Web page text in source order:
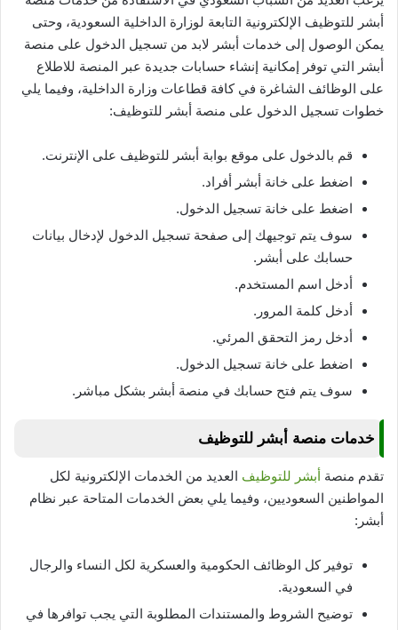
أبشر للتوظيف الإلكترونية التابعة لوزارة الداخلية السعودية، وحتى
يمكن الوصول إلى خدمات أبشر لابد من تسجيل الدخول على منصة
أبشر التي توفر إمكانية إنشاء حسابات جديدة عبر المنصة للاطلاع
على الوظائف الشاغرة في كافة قطاعات وزارة الداخلية، وفيما يلي
خطوات تسجيل الدخول على منصة أبشر للتوظيف:
قم بالدخول على موقع بوابة أبشر للتوظيف على الإنترنت.
اضغط على خانة أبشر أفراد.
اضغط على خانة تسجيل الدخول.
سوف يتم توجيهك إلى صفحة تسجيل الدخول لإدخال بيانات
حسابك على أبشر.
أدخل اسم المستخدم.
أدخل كلمة المرور.
أدخل رمز التحقق المرئي.
اضغط على خانة تسجيل الدخول.
سوف يتم فتح حسابك في منصة أبشر بشكل مباشر.
خدمات منصة أبشر للتوظيف
تقدم منصة أبشر للتوظيف العديد من الخدمات الإلكترونية لكل
المواطنين السعوديين، وفيما يلي بعض الخدمات المتاحة عبر نظام
أبشر:
توفير كل الوظائف الحكومية والعسكرية لكل النساء والرجال
في السعودية.
توضيح الشروط والمستندات المطلوبة التي يجب توافرها في